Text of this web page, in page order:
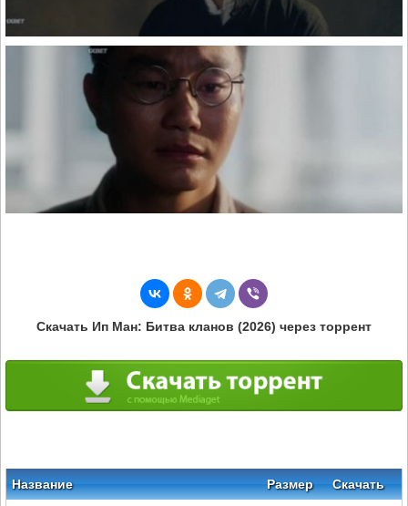
Скачать Ип Ман: Битва кланов (2026) через торрент
Название Размер Скачать